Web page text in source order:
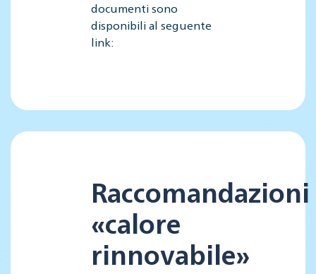
documenti sono
disponibili al seguente
link:
Raccomandazioni
«calore
rinnovabile»